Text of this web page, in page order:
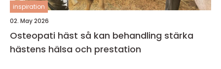
inspiration
02. May 2026
Osteopati häst så kan behandling stärka
hästens hälsa och prestation